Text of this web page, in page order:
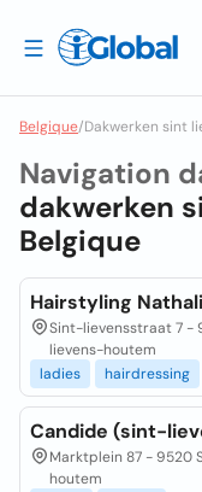
Belgique/Dakwerken sint
Navigation
dakwerken
Belgique
Hairstyling
Sint-lievensstraat 7 -
lievens-houtem
ladies
hairdressing
Candide (sint-
Marktplein 87 - 9520
houtem